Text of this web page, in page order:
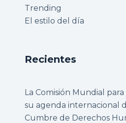
Trending
El estilo del día
Recientes
La Comisión Mundial
su agenda internacional
Cumbre de Derechos